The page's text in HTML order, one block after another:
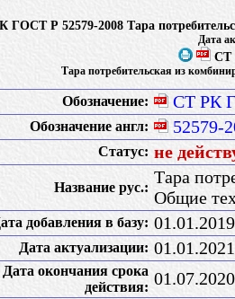
ГОСТ Р 52579-2008 Тара
Дата
СТ
Тара потребительская из
Обозначение: СТ РК
Обозначение англ: 52579-
Статус: не
Название рус.:
Тара
Общие
добавления в базу: 01.01.2019
Дата актуализации: 01.01.2021
Дата окончания срока
действия: 01.07.2020